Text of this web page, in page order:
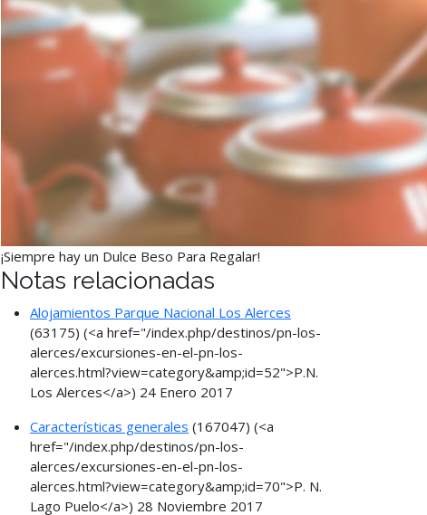
¡Siempre hay un Dulce Beso Para Regalar!
Notas relacionadas
Alojamientos Parque Nacional Los Alerces
(63175) (<a href="/index.php/destinos/pn-los-
alerces/excursiones-en-el-pn-los-
alerces.html?view=category&amp;id=52">P.N.
Los Alerces</a>) 24 Enero 2017
Características generales (167047) (<a
href="/index.php/destinos/pn-los-
alerces/excursiones-en-el-pn-los-
alerces.html?view=category&amp;id=70">P. N.
Lago Puelo</a>) 28 Noviembre 2017